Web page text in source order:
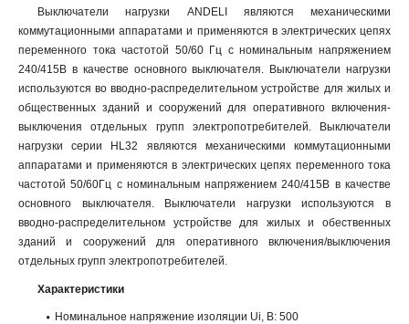
Выключатели нагрузки ANDELI являются механическими
коммутационными аппаратами и применяются в электрических цепях
переменного тока частотой 50/60 Гц с номинальным напряжением
240/415В в качестве основного выключателя. Выключатели нагрузки
используются во вводно-распределительном устройстве для жилых и
общественных зданий и сооружений для оперативного включения-
выключения отдельных групп электропотребителей. Выключатели
нагрузки серии HL32 являются механическими коммутационными
аппаратами и применяются в электрических цепях переменного тока
частотой 50/60Гц с номинальным напряжением 240/415В в качестве
основного выключателя. Выключатели нагрузки используются в
вводно-распределительном устройстве для жилых и обественных
зданий и сооружений для оперативного включения/выключения
отдельных групп электропотребителей.
Характеристики
Номинальное напряжение изоляции Ui, B: 500